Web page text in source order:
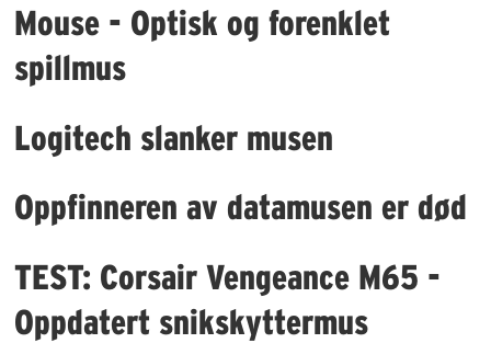
Mouse - Optisk og forenklet
spillmus
Logitech slanker musen
Oppfinneren av datamusen er død
TEST: Corsair Vengeance M65 -
Oppdatert snikskyttermus